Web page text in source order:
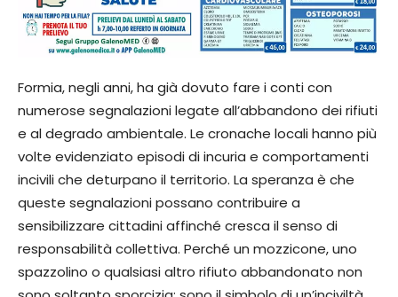
Formia, negli anni, ha già dovuto fare i conti con
numerose segnalazioni legate all’abbandono dei rifiuti
e al degrado ambientale. Le cronache locali hanno più
volte evidenziato episodi di incuria e comportamenti
incivili che deturpano il territorio. La speranza è che
queste segnalazioni possano contribuire a
sensibilizzare cittadini affinché cresca il senso di
responsabilità collettiva. Perché un mozzicone, uno
spazzolino o qualsiasi altro rifiuto abbandonato non